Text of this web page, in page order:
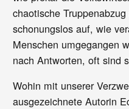
chaotische
schonungslos auf, wie
Menschen umgegangen
nach Antworten, oft sind
Wohin mit unserer
ausgezeichnete Autorin